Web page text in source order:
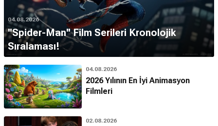
04.08.2026
''Spider-Man'' Film Serileri Kronolojik
Sıralaması!
04.08.2026
2026 Yılının En İyi Animasyon
Filmleri
02.08.2026